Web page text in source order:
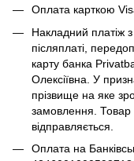
Оплата карткою
Накладний платіж
післяплаті,
карту банка
Олексіївна. У
прізвище на яке
замовлення. Товар
відправляється.
Оплата на